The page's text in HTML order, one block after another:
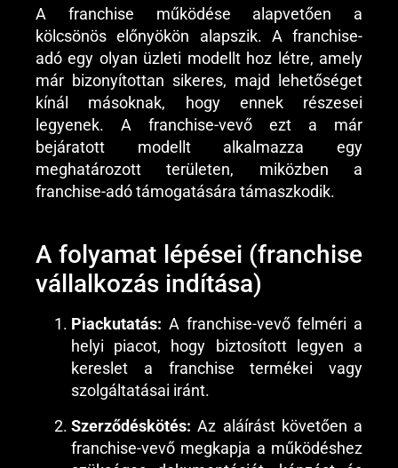
A franchise működése alapvetően a
kölcsönös előnyökön alapszik. A franchise-
adó egy olyan üzleti modellt hoz létre, amely
már bizonyítottan sikeres, majd lehetőséget
kínál másoknak, hogy ennek részesei
legyenek. A franchise-vevő ezt a már
bejáratott modellt alkalmazza egy
meghatározott területen, miközben a
franchise-adó támogatására támaszkodik.
A folyamat lépései (franchise
vállalkozás indítása)
Piackutatás: A franchise-vevő felméri a
helyi piacot, hogy biztosított legyen a
kereslet a franchise termékei vagy
szolgáltatásai iránt.
Szerződéskötés: Az aláírást követően a
franchise-vevő megkapja a működéshez